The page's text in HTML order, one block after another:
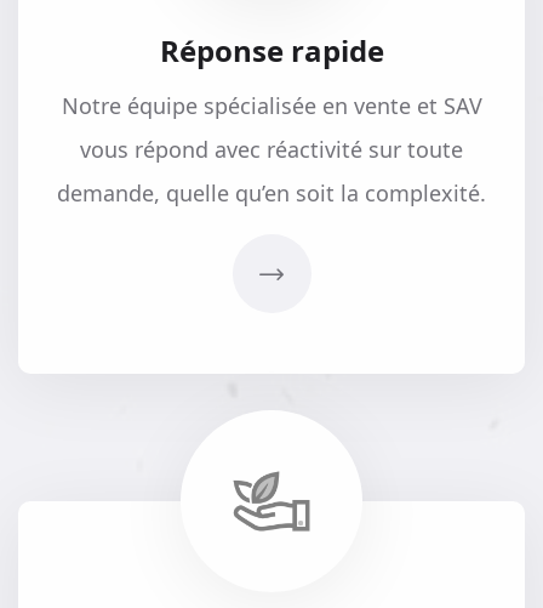
Réponse rapide
Notre équipe spécialisée en vente et SAV
vous répond avec réactivité sur toute
demande, quelle qu’en soit la complexité.